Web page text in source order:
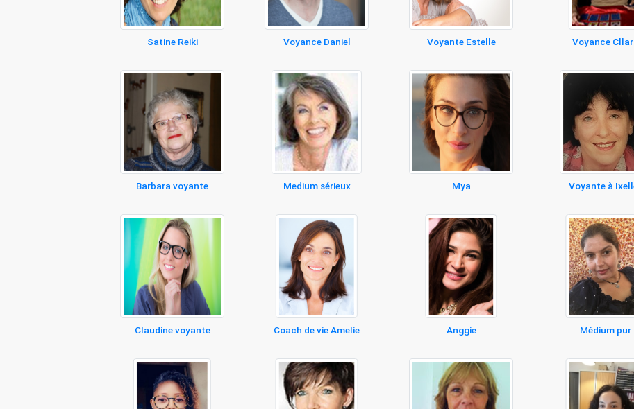
Satine Reiki Voyance Daniel Voyante Estelle Voyance
Barbara voyante Medium sérieux Mya Voyante à
Claudine voyante Coach de vie Amelie Anggie Médium pur